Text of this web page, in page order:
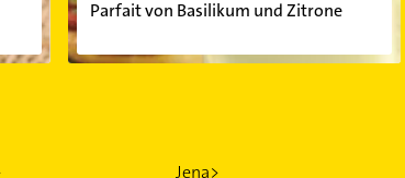
Parfait von Basilikum und Zitrone
Jena>